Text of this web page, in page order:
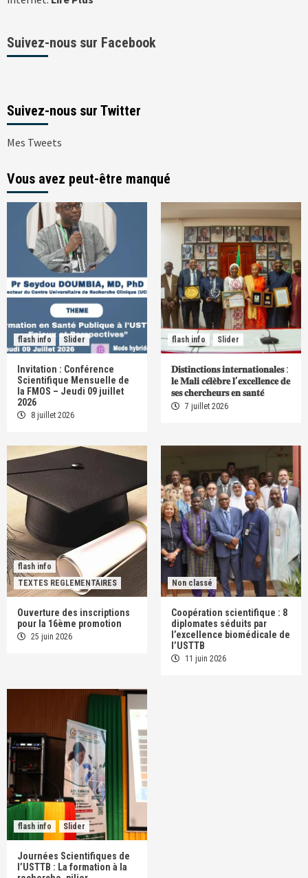
Suivez-nous sur Facebook
Suivez-nous sur Twitter
Mes Tweets
Vous avez peut-être manqué
flash info Slider
Invitation : Conférence
Scientifique Mensuelle de
la FMOS – Jeudi 09 juillet
2026
8 juillet 2026
flash info Slider
𝐃𝐢𝐬𝐭𝐢𝐧𝐜𝐭𝐢𝐨𝐧𝐬 𝐢𝐧𝐭𝐞𝐫𝐧𝐚𝐭𝐢𝐨𝐧𝐚𝐥𝐞𝐬 :
𝐥𝐞 𝐌𝐚𝐥𝐢 𝐜𝐞́𝐥𝐞̀𝐛𝐫𝐞 𝐥’𝐞𝐱𝐜𝐞𝐥𝐥𝐞𝐧𝐜𝐞 𝐝𝐞
𝐬𝐞𝐬 𝐜𝐡𝐞𝐫𝐜𝐡𝐞𝐮𝐫𝐬 𝐞𝐧 𝐬𝐚𝐧𝐭𝐞́
7 juillet 2026
flash info
TEXTES REGLEMENTAIRES
Ouverture des inscriptions
pour la 16ème promotion
25 juin 2026
Non classé
Coopération scientifique : 8
diplomates séduits par
l’excellence biomédicale de
l’USTTB
11 juin 2026
flash info Slider
Journées Scientifiques de
l’USTTB : La formation à la